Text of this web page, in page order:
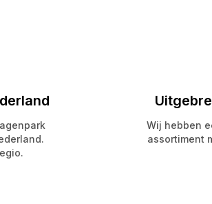
Wij hebben
assortiment